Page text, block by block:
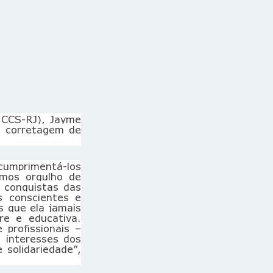
RJ), Jayme
corretagem de
los
orgulho de
das
conscientes e
que ela jamais
e educativa.
–
dos